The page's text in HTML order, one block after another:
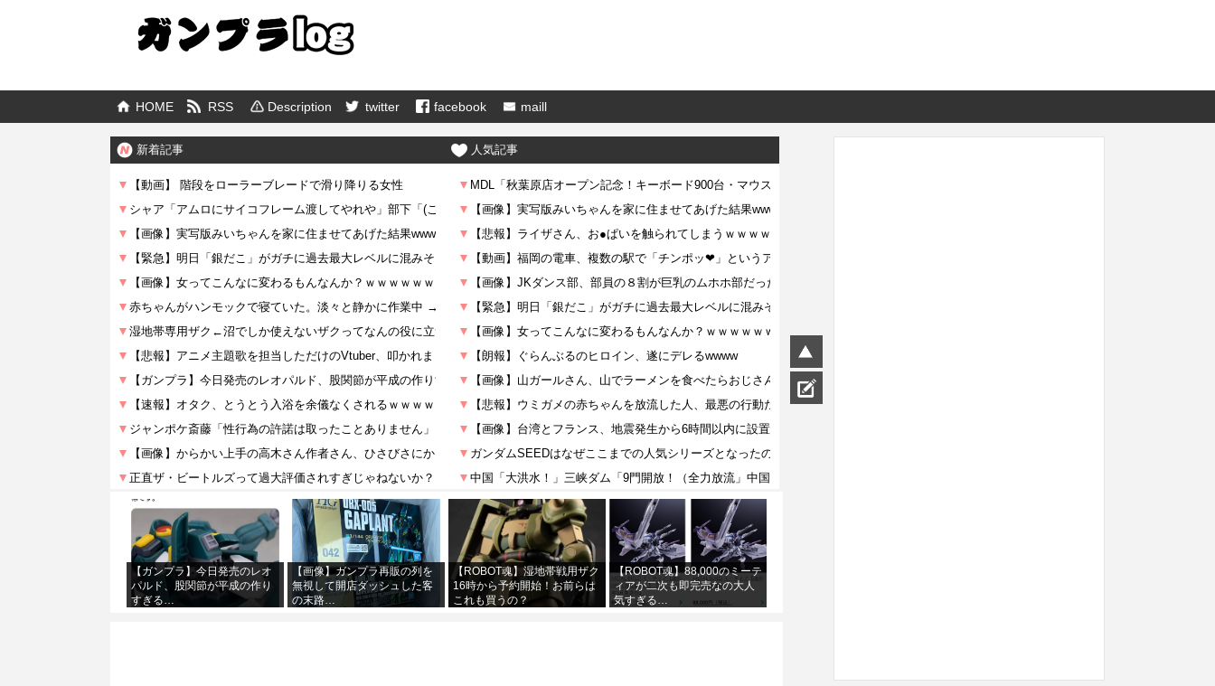
HOME RSS Description twitter facebook maill
新着記事 人気記事
【ガンプラ】今日発売のレオ
パルド、股関節が平成の作り
すぎる…
【画像】ガンプラ再販の列を
無視して開店ダッシュした客
の末路…
【ROBOT魂】湿地帯戦用ザク
16時から予約開始！お前らは
これも買うの？
【ROBOT魂】88,000のミーテ
ィアが二次も即完売なの大人
気すぎる…